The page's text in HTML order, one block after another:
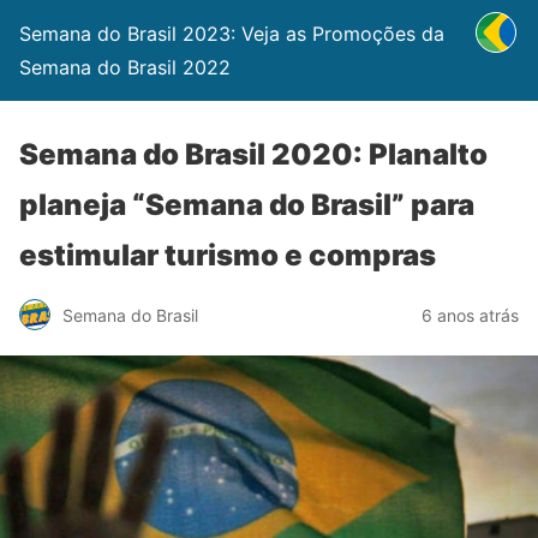
Semana do Brasil 2023: Veja as Promoções da
Semana do Brasil 2022
Semana do Brasil 2020: Planalto
planeja “Semana do Brasil” para
estimular turismo e compras
Semana do Brasil 6 anos atrás